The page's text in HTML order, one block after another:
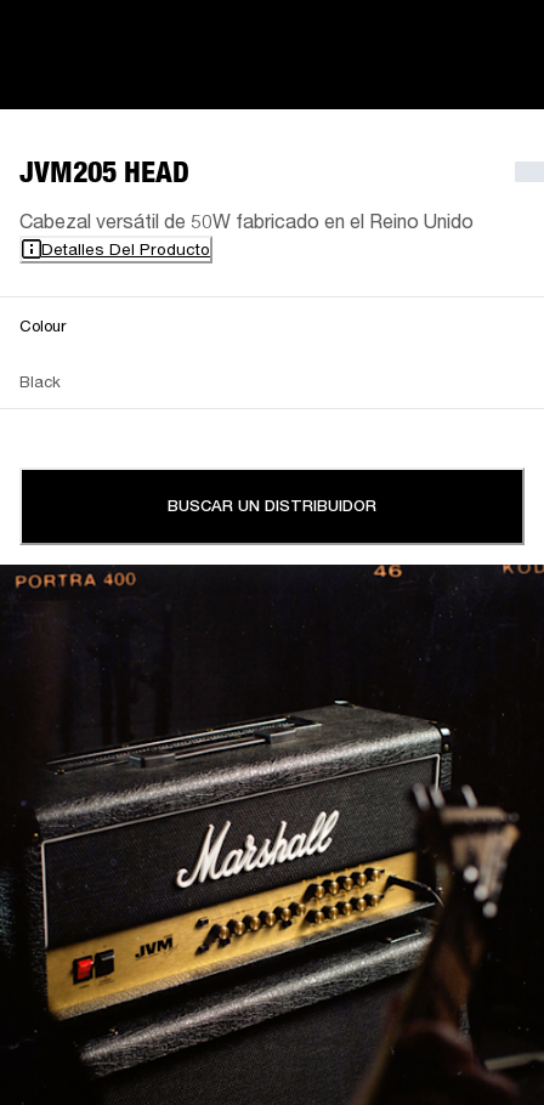
JVM205 HEAD
Cabezal versátil de 50W fabricado en el Reino Unido
Detalles Del Producto
Colour
Black
BUSCAR UN DISTRIBUIDOR